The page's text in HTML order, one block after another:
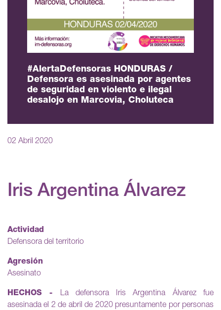
#AlertaDefensoras HONDURAS /
Defensora es asesinada por agentes
de seguridad en violento e ilegal
desalojo en Marcovia, Choluteca
02 Abril 2020
Iris Argentina Álvarez
Actividad
Defensora del territorio
Agresión
Asesinato
HECHOS - La defensora Iris Argentina Álvarez fue
asesinada el 2 de abril de 2020 presuntamente por personas